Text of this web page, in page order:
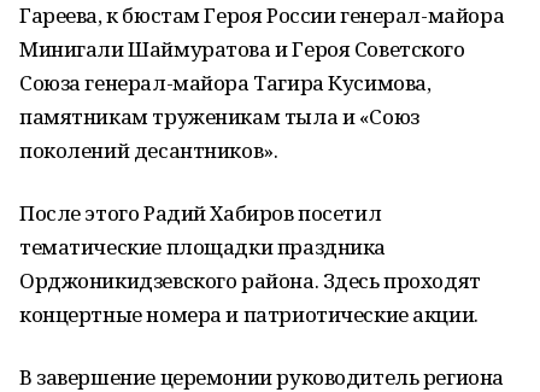
Гареева, к бюстам Героя России генерал-майора
Минигали Шаймуратова и Героя Советского
Союза генерал-майора Тагира Кусимова,
памятникам труженикам тыла и «Союз
поколений десантников».
После этого Радий Хабиров посетил
тематические площадки праздника
Орджоникидзевского района. Здесь проходят
концертные номера и патриотические акции.
В завершение церемонии руководитель региона